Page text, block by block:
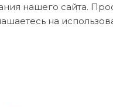
нашего сайта.
на